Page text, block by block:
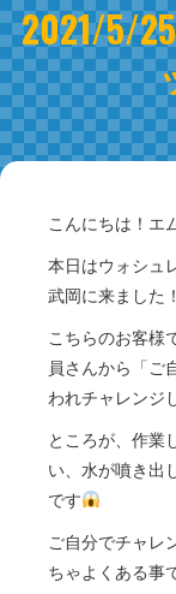
2021/5/
こんにちは！エ
本日はウォシュ
武岡に来ました！
こちらのお客様
員さんから「ご
われチャレンジ
ところが、作業
い、水が噴き出
です
ご自分でチャレ
ちゃよくある事